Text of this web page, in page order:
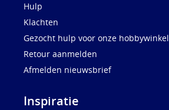
Hulp
Klachten
Gezocht hulp voor onze hobbywinkel
Retour aanmelden
Afmelden nieuwsbrief
Inspiratie